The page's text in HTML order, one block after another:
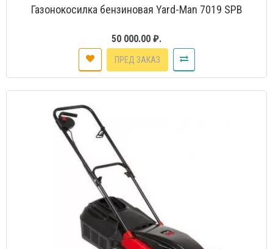
Газонокосилка бензиновая Yard-Man 7019 SPB
50 000.00 ₽.
ПРЕД ЗАКАЗ